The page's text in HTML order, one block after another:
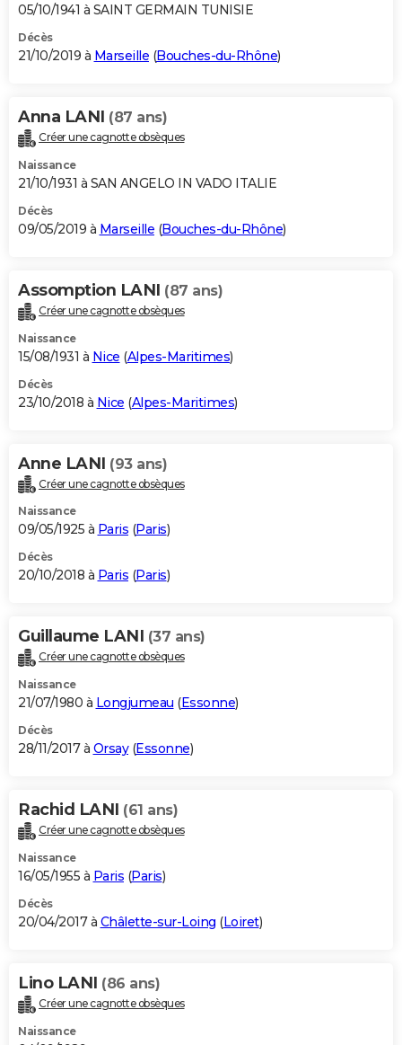
05/10/1941 à SAINT GERMAIN TUNISIE
Décès
21/10/2019 à Marseille (Bouches-du-Rhône)
Anna LANI (87 ans)
Créer une cagnotte obsèques
Naissance
21/10/1931 à SAN ANGELO IN VADO ITALIE
Décès
09/05/2019 à Marseille (Bouches-du-Rhône)
Assomption LANI (87 ans)
Créer une cagnotte obsèques
Naissance
15/08/1931 à Nice (Alpes-Maritimes)
Décès
23/10/2018 à Nice (Alpes-Maritimes)
Anne LANI (93 ans)
Créer une cagnotte obsèques
Naissance
09/05/1925 à Paris (Paris)
Décès
20/10/2018 à Paris (Paris)
Guillaume LANI (37 ans)
Créer une cagnotte obsèques
Naissance
21/07/1980 à Longjumeau (Essonne)
Décès
28/11/2017 à Orsay(Essonne)
Rachid LANI (61 ans)
Créer une cagnotte obsèques
Naissance
16/05/1955 à Paris (Paris)
Décès
20/04/2017 à Châlette-sur-Loing (Loiret)
Lino LANI (86 ans)
Créer une cagnotte obsèques
Naissance